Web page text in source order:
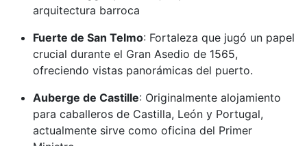
arquitectura barroca
Fuerte de San Telmo: Fortaleza que jugó un papel
crucial durante el Gran Asedio de 1565,
ofreciendo vistas panorámicas del puerto.
Auberge de Castille: Originalmente alojamiento
para caballeros de Castilla, León y Portugal,
actualmente sirve como oficina del Primer